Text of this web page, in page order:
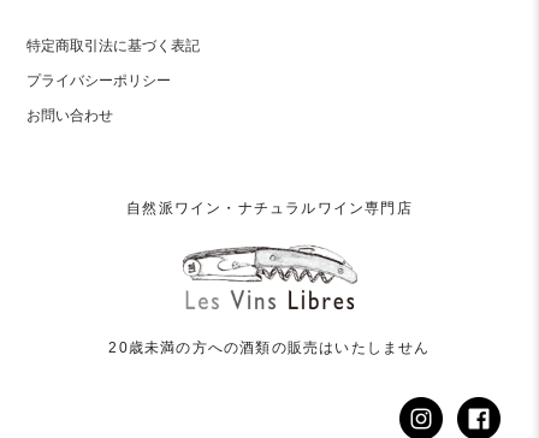
特定商取引法に基づく表記
プライバシーポリシー
お問い合わせ
自然派ワイン・ナチュラルワイン専門店
20歳未満の方への酒類の販売はいたしません